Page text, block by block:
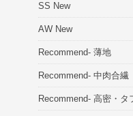
SS New
AW New
Recommend- 薄地
Recommend- 中肉合繊
Recommend- 高密・タ